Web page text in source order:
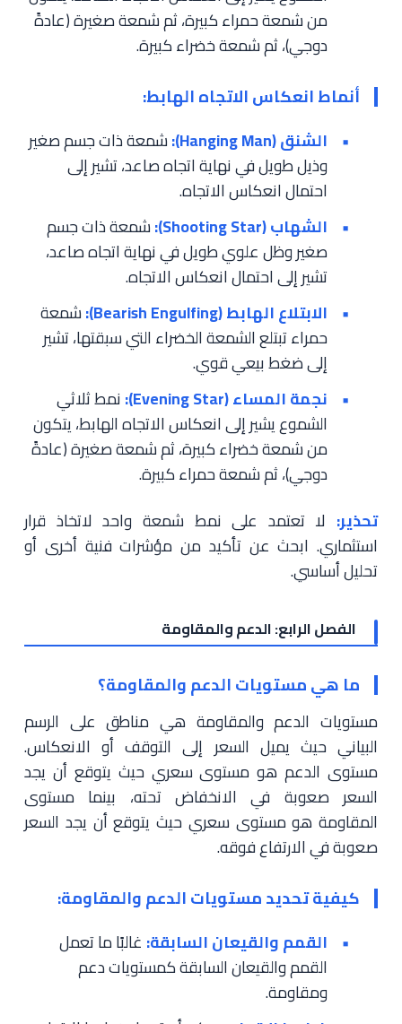
من شمعة حمراء كبيرة، ثم شمعة صغيرة (عادةً
دوجي)، ثم شمعة خضراء كبيرة.
أنماط انعكاس الاتجاه الهابط:
الشنق (Hanging Man):
شمعة ذات جسم صغير
وذيل طويل في نهاية اتجاه صاعد، تشير إلى
احتمال انعكاس الاتجاه.
الشهاب (Shooting Star):
شمعة ذات جسم
صغير وظل علوي طويل في نهاية اتجاه صاعد،
تشير إلى احتمال انعكاس الاتجاه.
الابتلاع الهابط (Bearish Engulfing):
شمعة
حمراء تبتلع الشمعة الخضراء التي سبقتها، تشير
إلى ضغط بيعي قوي.
نجمة المساء (Evening Star):
نمط ثلاثي
الشموع يشير إلى انعكاس الاتجاه الهابط، يتكون
من شمعة خضراء كبيرة، ثم شمعة صغيرة (عادةً
دوجي)، ثم شمعة حمراء كبيرة.
تحذير: لا تعتمد على نمط شمعة واحد لاتخاذ قرار
استثماري. ابحث عن تأكيد من مؤشرات فنية أخرى أو
تحليل أساسي.
الفصل الرابع: الدعم والمقاومة
ما هي مستويات الدعم والمقاومة؟
مستويات الدعم والمقاومة هي مناطق على الرسم
البياني حيث يميل السعر إلى التوقف أو الانعكاس.
مستوى الدعم هو مستوى سعري حيث يتوقع أن يجد
السعر صعوبة في الانخفاض تحته، بينما مستوى
المقاومة هو مستوى سعري حيث يتوقع أن يجد السعر
صعوبة في الارتفاع فوقه.
كيفية تحديد مستويات الدعم والمقاومة:
القمم والقيعان السابقة: غالبًا ما تعمل
القمم والقيعان السابقة كمستويات دعم
ومقاومة.